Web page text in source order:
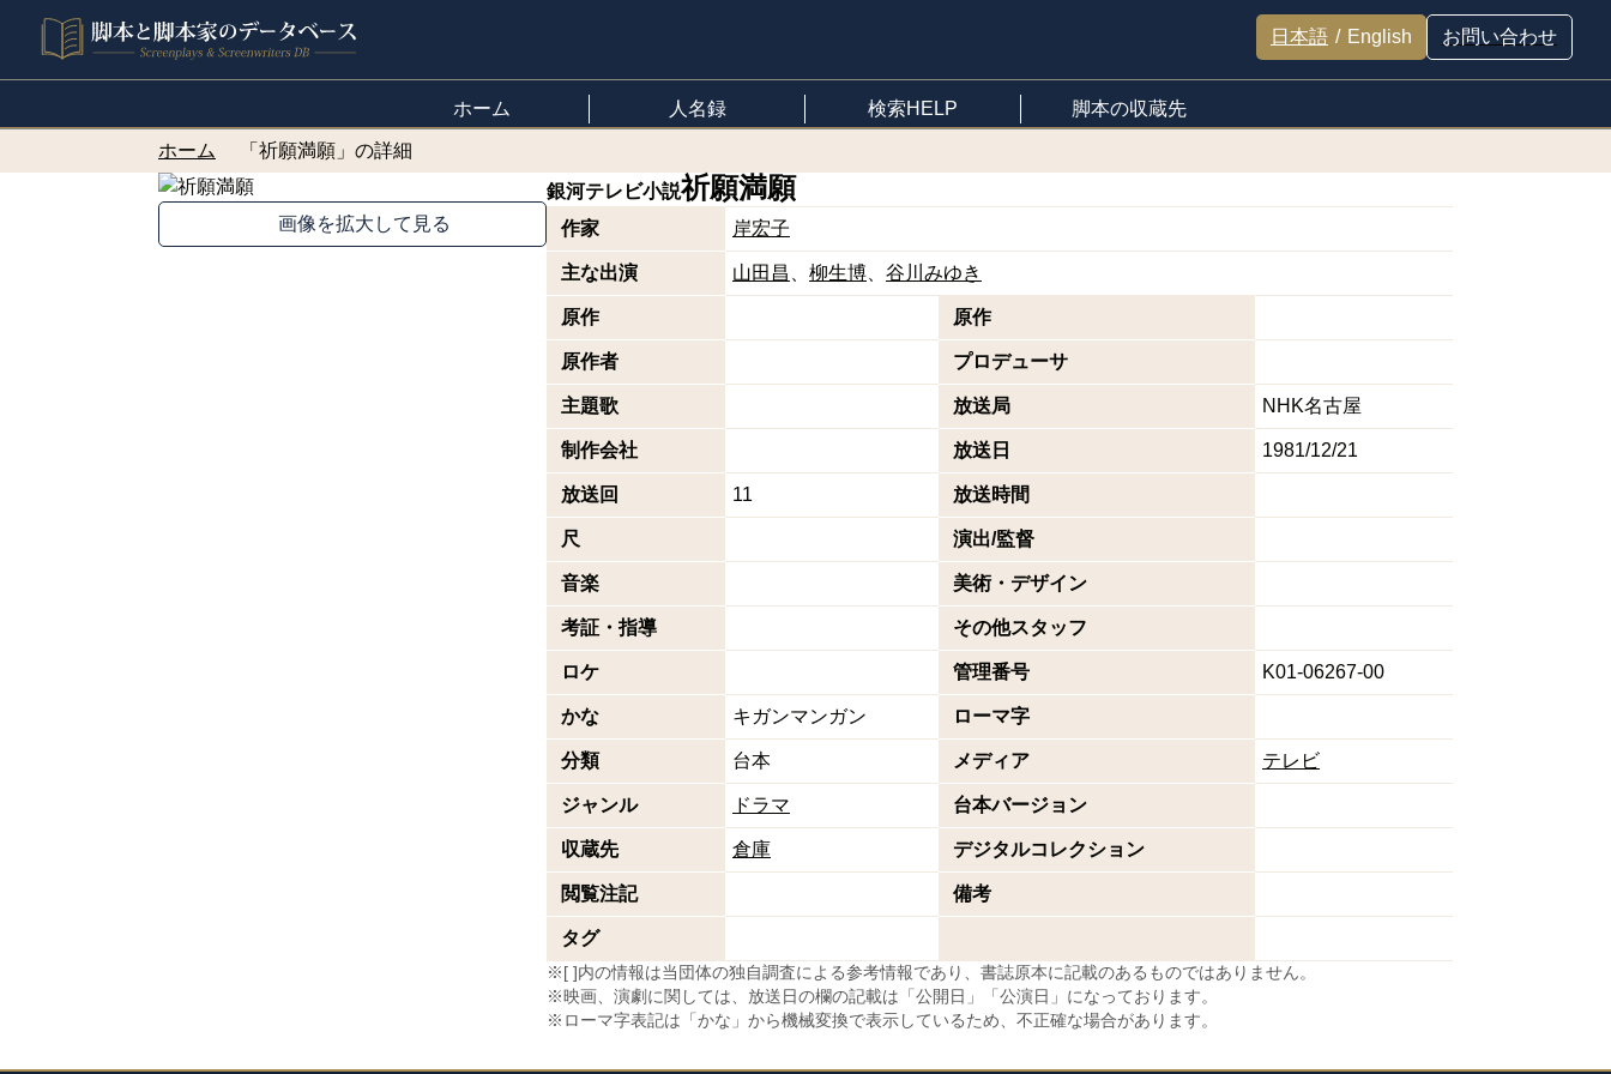
日本語 / English お問い合わせ
ホーム 人名録 検索HELP 脚本の収蔵先
ホーム 「祈願満願」の詳細
画像を拡大して見る
銀河テレビ小説祈願満願
作家 岸宏子
主な出演 山田昌 柳生博 谷川みゆき
原作 原作
原作者 プロデューサ
主題歌 放送局 NHK名古屋
制作会社 放送日 1981/12/21
放送回 11 放送時間
尺 演出/監督
音楽 美術・デザイン
考証・指導 その他スタッフ
ロケ 管理番号 K01-06267-00
かな キガンマンガン ローマ字
分類 台本 メディア テレビ
ジャンル ドラマ 台本バージョン
収蔵先 倉庫 デジタルコレクション
閲覧注記 備考
タグ
※[ ]内の情報は当団体の独自調査による参考情報であり、書誌原本に記載のあるものではありません。
※映画、演劇に関しては、放送日の欄の記載は「公開日」「公演日」になっております。
※ローマ字表記は「かな」から機械変換で表示しているため、不正確な場合があります。